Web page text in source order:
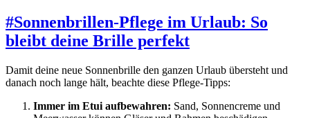
#Sonnenbrillen-Pflege im Urlaub: So
bleibt deine Brille perfekt
Damit deine neue Sonnenbrille den ganzen Urlaub übersteht und
danach noch lange hält, beachte diese Pflege-Tipps:
Immer im Etui aufbewahren: Sand, Sonnencreme und